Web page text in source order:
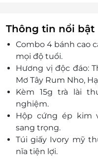
Thông tin nổi bật
Combo 4 bánh cao
mọi độ tuổi.
Hương vị độc đáo:
Mơ Tây Rum Nho,
Kèm 15g trà lài
nghiệm.
Hộp cứng ép kim
sang trọng.
Túi giấy Ivory mỹ
nĩa tiện lợi.